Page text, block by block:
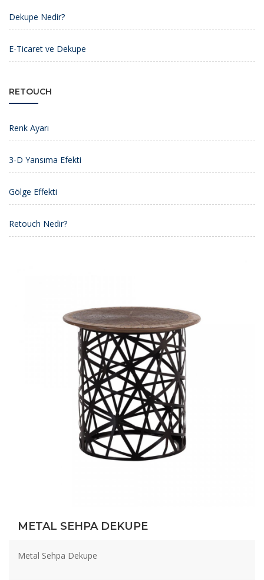
Dekupe Nedir?
E-Ticaret ve Dekupe
RETOUCH
Renk Ayarı
3-D Yansıma Efekti
Gölge Effekti
Retouch Nedir?
METAL SEHPA DEKUPE
Metal Sehpa Dekupe